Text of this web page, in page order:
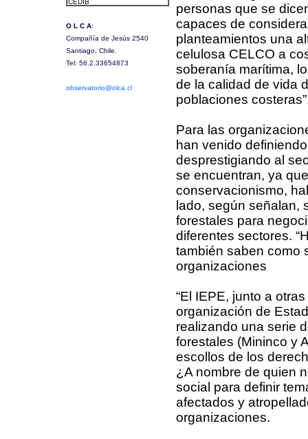
personas que se
capaces de
planteamientos una
celulosa CELCO a
soberanía marítima,
de la calidad de vida
poblaciones
Para las
han venido
desprestigiando al
se encuentran, ya
conservacionismo,
lado, según señalan,
forestales para
diferentes sectores.
también saben como
organizaciones
“El IEPE, junto a
organización de
realizando una serie
forestales (Mininco y
escollos de los
¿A nombre de quien
social para definir
afectados y
organizaciones.